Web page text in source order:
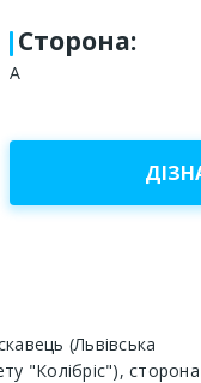
Сторона:
A
(Львівська
"Колібріс"), сторона